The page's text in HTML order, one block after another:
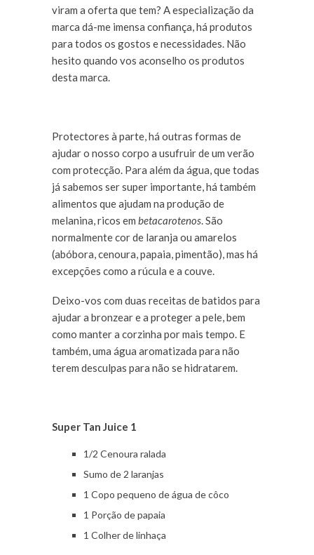
viram a oferta que tem? A especialização da
marca dá-me imensa confiança, há produtos
para todos os gostos e necessidades. Não
hesito quando vos aconselho os produtos
desta marca.
Protectores à parte, há outras formas de
ajudar o nosso corpo a usufruir de um verão
com protecção. Para além da água, que todas
já sabemos ser super importante, há também
alimentos que ajudam na produção de
melanina, ricos em betacarotenos. São
normalmente cor de laranja ou amarelos
(abóbora, cenoura, papaia, pimentão), mas há
excepções como a rúcula e a couve.
Deixo-vos com duas receitas de batidos para
ajudar a bronzear e a proteger a pele, bem
como manter a corzinha por mais tempo. E
também, uma água aromatizada para não
terem desculpas para não se hidratarem.
Super Tan Juice 1
1/2 Cenoura ralada
Sumo de 2 laranjas
1 Copo pequeno de água de côco
1 Porção de papaia
1 Colher de linhaça